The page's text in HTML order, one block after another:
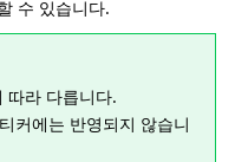
수 있습니다.
따라 다릅니다.
커에는 반영되지 않습니